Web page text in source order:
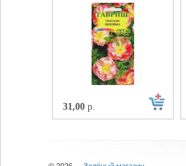
г Н10 сер. Альпийская
горка
31,00 р.